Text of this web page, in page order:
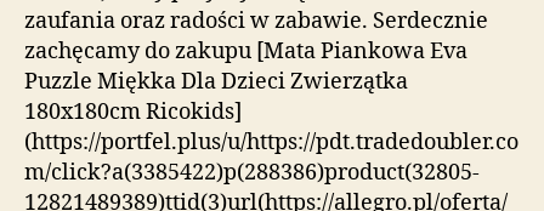
zaufania oraz radości w zabawie. Serdecznie
zachęcamy do zakupu [Mata Piankowa Eva
Puzzle Miękka Dla Dzieci Zwierzątka
180x180cm Ricokids]
(https://portfel.plus/u/https://pdt.tradedoubler.co
m/click?a(3385422)p(288386)product(32805-
12821489389)ttid(3)url(https://allegro.pl/oferta/